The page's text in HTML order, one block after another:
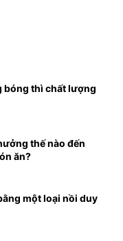
bóng thì chất lượng
thế nào đến
ăn?
một loại nồi duy